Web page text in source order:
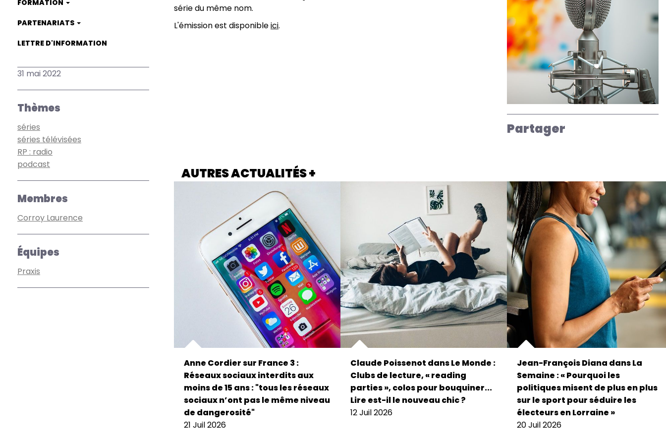
FORMATION
PARTENARIATS
LETTRE D'INFORMATION
31 mai 2022
Thèmes
séries
séries télévisées
RP : radio
podcast
Membres
Corroy Laurence
Équipes
Praxis
série du même nom.
L'émission est disponibleici.
Partager
AUTRES ACTUALITÉS +
Anne Cordier sur France 3 :
Réseaux sociaux interdits aux
moins de 15 ans : "tous les réseaux
sociaux n’ont pas le même niveau
de dangerosité"
21 Juil 2026
Claude Poissenot dans Le Monde :
Clubs de lecture, « reading
parties », colos pour bouquiner...
Lire est-il le nouveau chic ?
12 Juil 2026
Jean-François Diana dans La
Semaine : « Pourquoi les
politiques misent de plus en plus
sur le sport pour séduire les
électeurs en Lorraine »
20 Juil 2026